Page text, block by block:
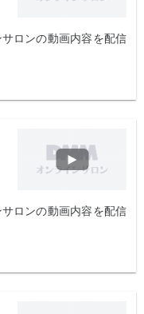
ロンの動画内容を配信
ロンの動画内容を配信